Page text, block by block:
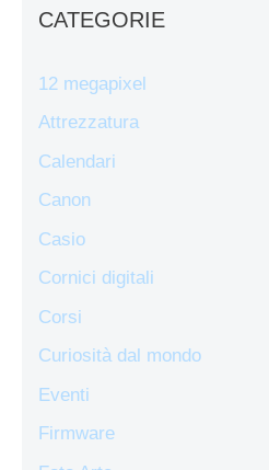
CATEGORIE
12 megapixel
Attrezzatura
Calendari
Canon
Casio
Cornici digitali
Corsi
Curiosità dal mondo
Eventi
Firmware